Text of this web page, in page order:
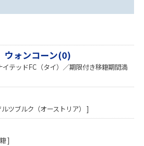
ォンコーン(0)
テッドFC（タイ）／期限付き移籍期間満
ツブルク（オーストリア） ]
]